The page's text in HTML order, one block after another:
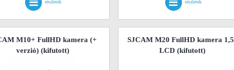
részletek részletek
M10+ FullHD kamera (+
verzió)(kifutott)
SJCAM M20 FullHD kamera
LCD (kifutott)